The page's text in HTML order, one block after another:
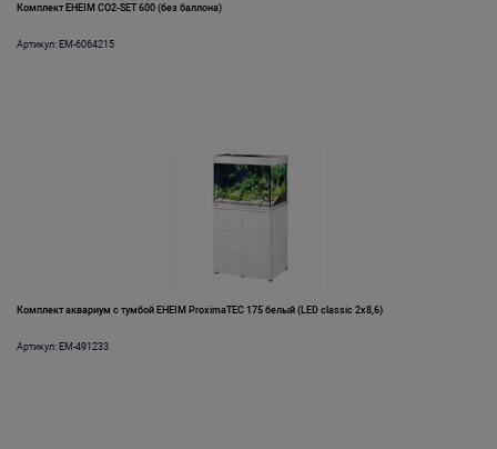
Комплект EHEIM CO2-SET 600 (без баллона)
Артикул: EM-6064215
Комплект аквариум с тумбой EHEIM ProximaTEC 175 белый (LED classic 2x8,6)
Артикул: EM-491233